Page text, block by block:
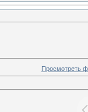
Просмотреть